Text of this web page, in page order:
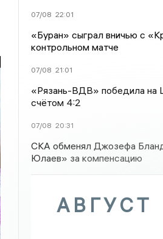
07/08 22:01
«Буран» сыграл вничью с
контрольном матче
07/08 21:01
«Рязань-ВДВ» победила
счётом 4:2
07/08 20:31
СКА обменял Джозефа
Юлаев» за компенсацию
АВГУСТ